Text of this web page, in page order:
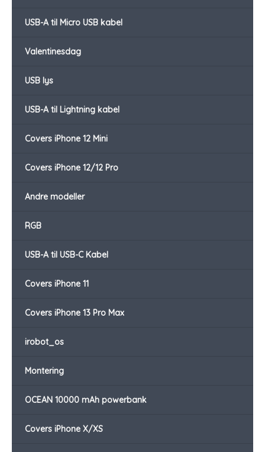
USB-A til Micro USB kabel
Valentinesdag
USB lys
USB-A til Lightning kabel
Covers iPhone 12 Mini
Covers iPhone 12/12 Pro
Andre modeller
RGB
USB-A til USB-C Kabel
Covers iPhone 11
Covers iPhone 13 Pro Max
irobot_os
Montering
OCEAN 10000 mAh powerbank
Covers iPhone X/XS